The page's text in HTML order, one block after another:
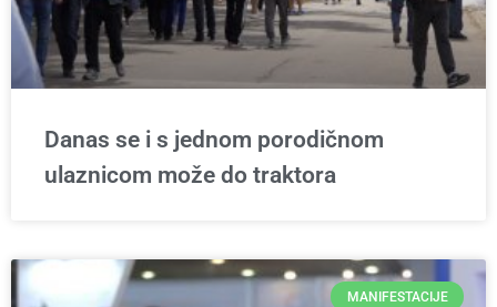
Danas se i s jednom porodičnom
ulaznicom može do traktora
MANIFESTACIJE